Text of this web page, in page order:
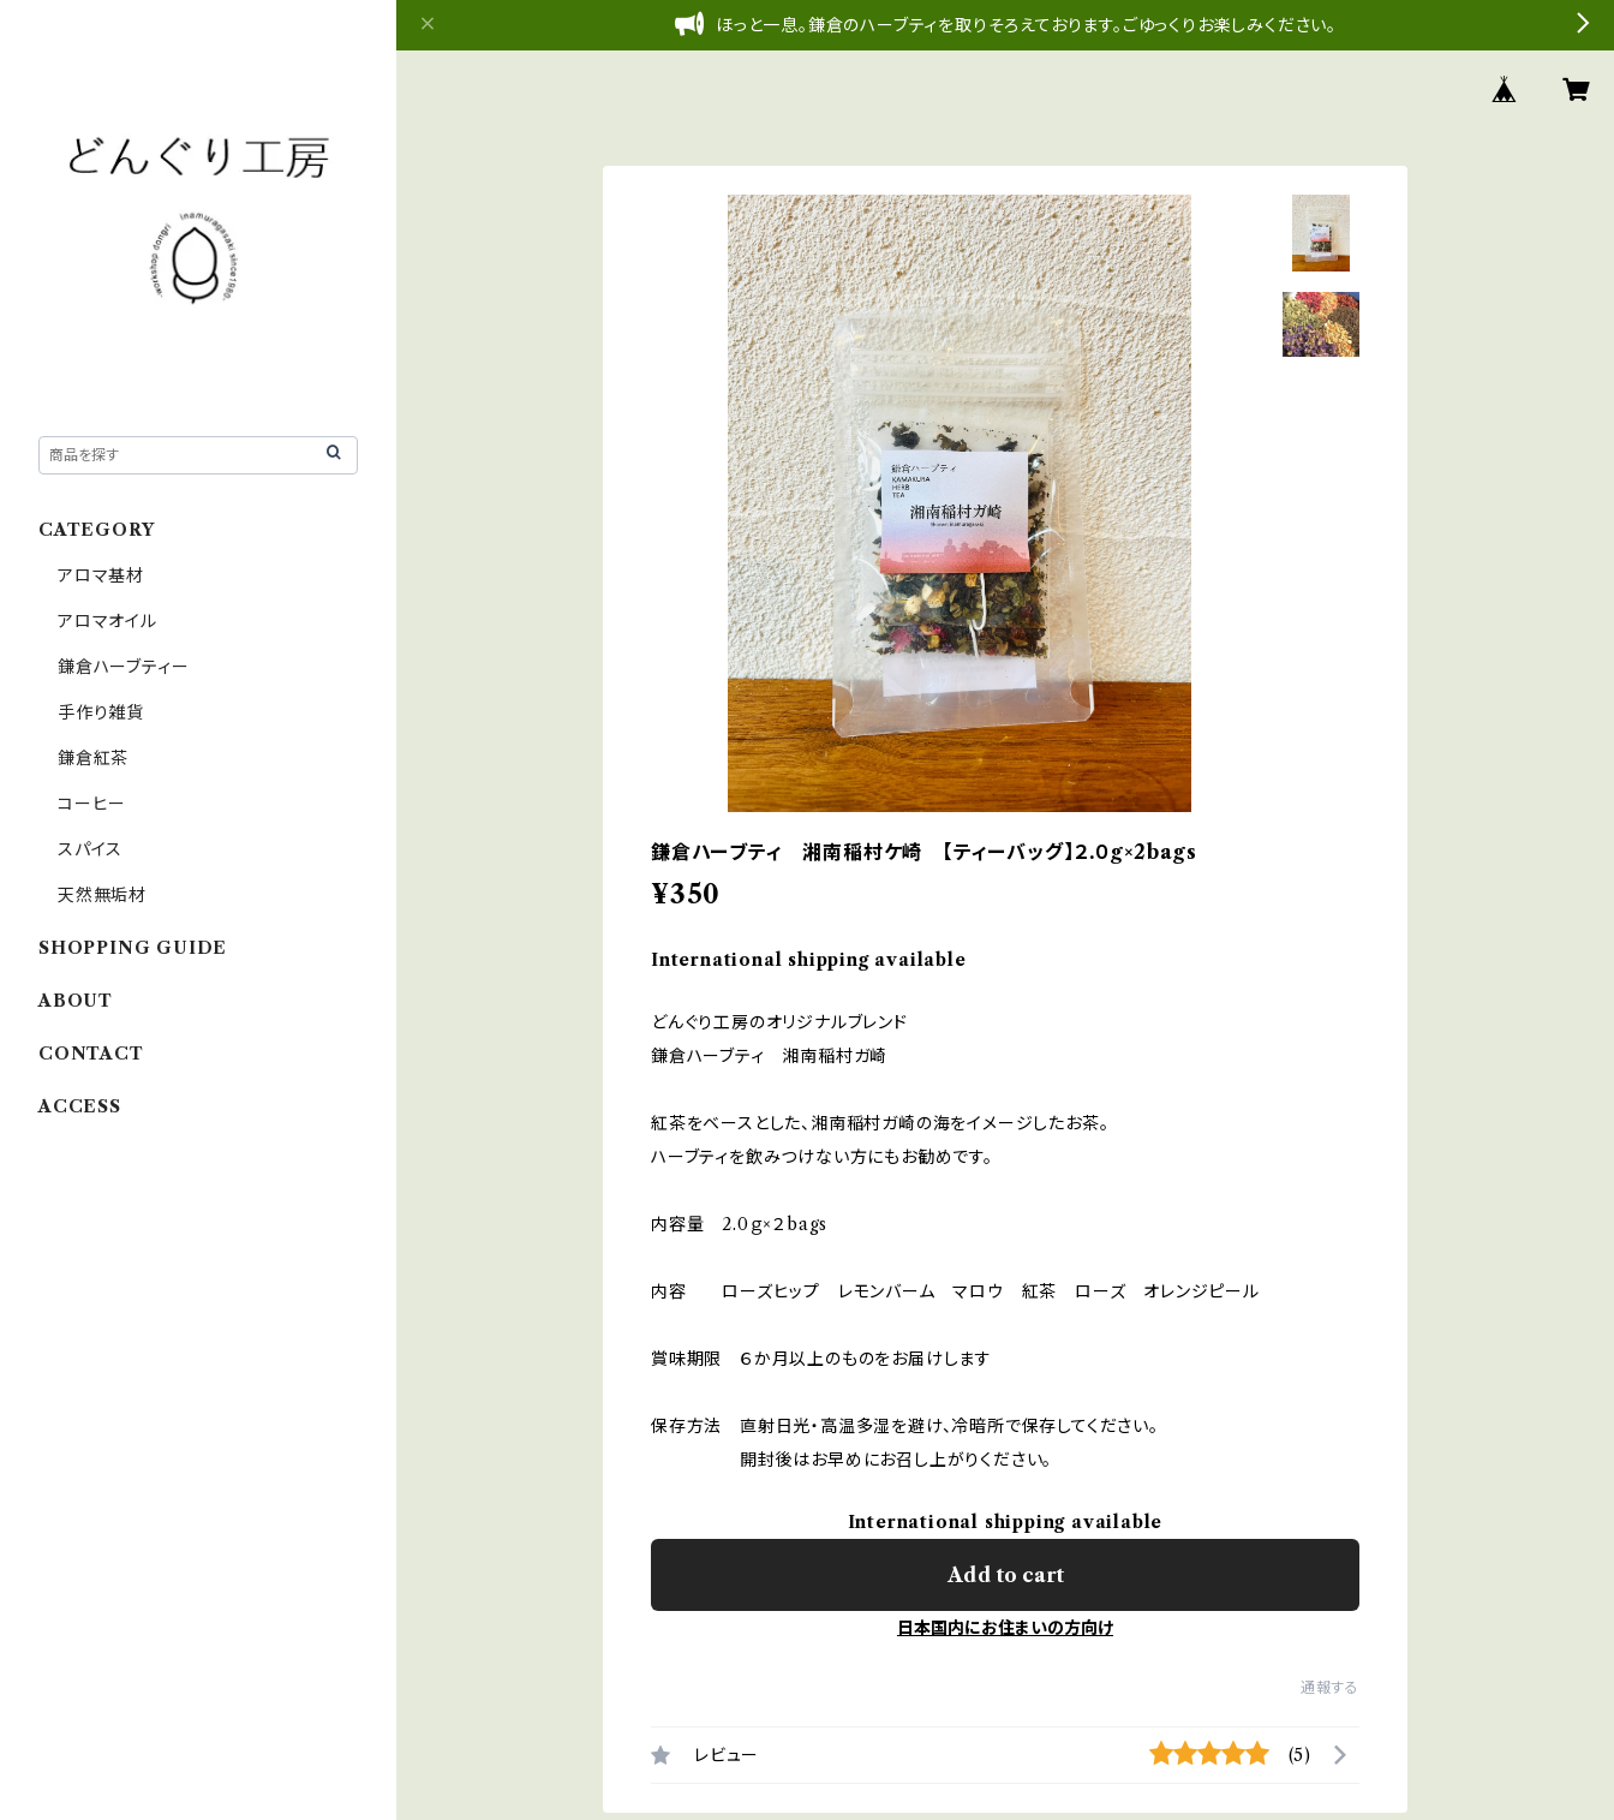
ほっと一息。鎌倉のハーブティを取りそろえております。ごゆっくりお楽しみください。
鎌倉ハーブティ 湘南稲村ケ崎 【ティーバッグ】２.０g×2bags
¥350
International shipping available
どんぐり工房のオリジナルブレンド
鎌倉ハーブティ 湘南稲村ガ崎
紅茶をベースとした、湘南稲村ガ崎の海をイメージしたお茶。
ハーブティを飲みつけない方にもお勧めです。
内容量 2.0ｇ×２bags
内容 ローズヒップ レモンバーム マロウ 紅茶 ローズ オレンジピール
賞味期限 ６か月以上のものをお届けします
保存方法 直射日光・高温多湿を避け、冷暗所で保存してください。
開封後はお早めにお召し上がりください。
International shipping available
Add to cart
日本国内にお住まいの方向け
通報する
レビュー (5)
CATEGORY
アロマ基材
アロマオイル
鎌倉ハーブティー
手作り雑貨
鎌倉紅茶
コーヒー
スパイス
天然無垢材
SHOPPING GUIDE
ABOUT
CONTACT
ACCESS